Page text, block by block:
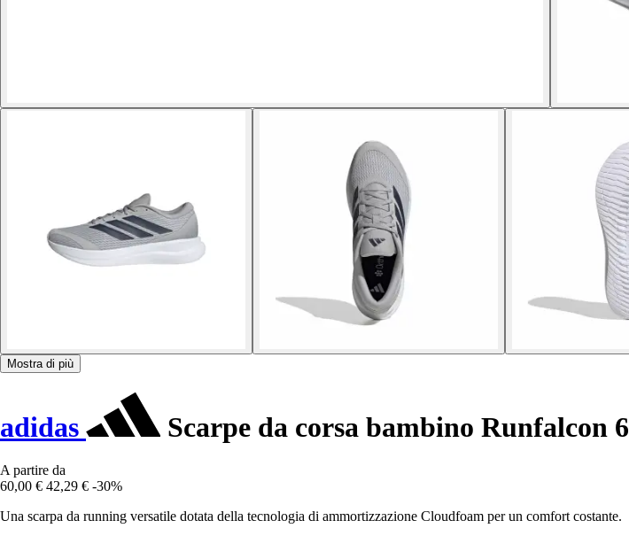
Mostra di più
adidas Scarpe da corsa bambino Runfalcon 6
A partire da
60,00 € 42,29 € -30%
Una scarpa da running versatile dotata della tecnologia di ammortizzazione Cloudfoam per un comfort costante.